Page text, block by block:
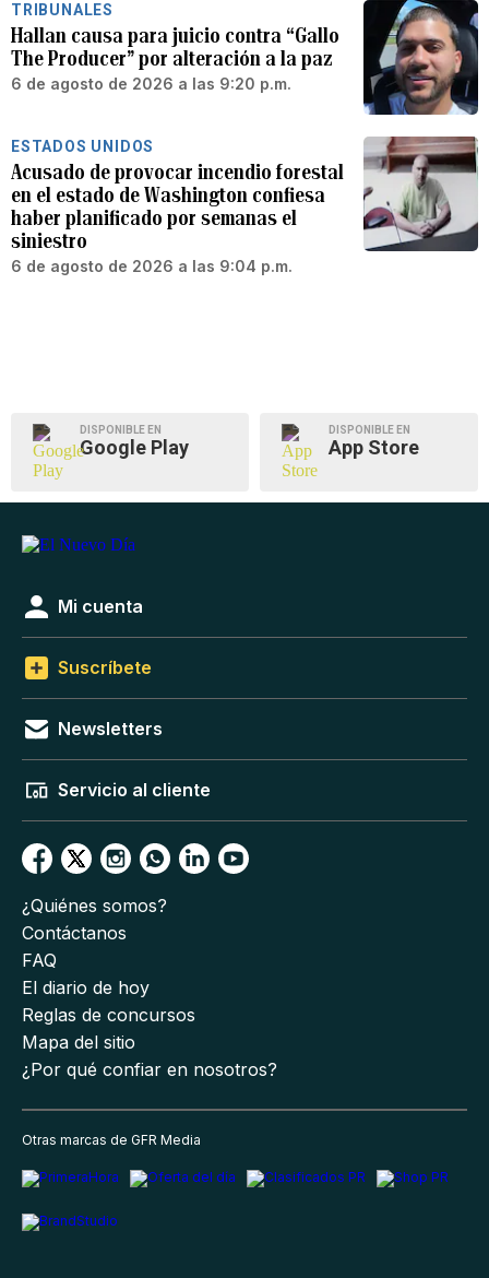
TRIBUNALES
Hallan causa para juicio contra “Gallo
The Producer” por alteración a la paz
6 de agosto de 2026 a las 9:20 p.m.
ESTADOS UNIDOS
Acusado de provocar incendio forestal
en el estado de Washington confiesa
haber planificado por semanas el
siniestro
6 de agosto de 2026 a las 9:04 p.m.
DISPONIBLE EN
Google Play
DISPONIBLE EN
App Store
Mi cuenta
Suscríbete
Newsletters
Servicio al cliente
¿Quiénes somos?
Contáctanos
FAQ
El diario de hoy
Reglas de concursos
Mapa del sitio
¿Por qué confiar en nosotros?
Otras marcas de GFR Media